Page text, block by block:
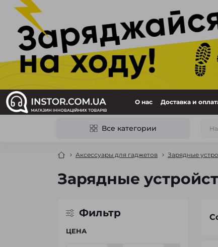
О нас Доставка и
Все категории
Аксессуары для гаджетов Зарядные
Зарядные
Фильтр
ЦЕНА